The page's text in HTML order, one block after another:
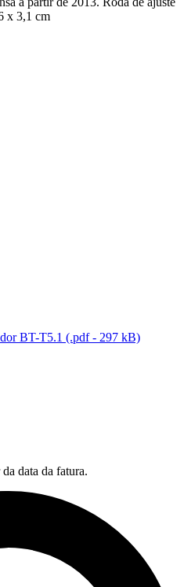
x 3,1 cm
BT-T5.1 (.pdf - 297 kB)
data da fatura.